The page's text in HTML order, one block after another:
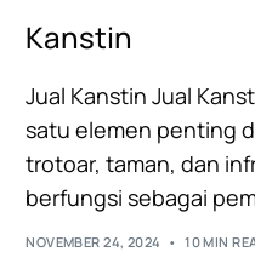
Kanstin
Jual Kanstin Jual
satu elemen penting
trotoar, taman, dan
berfungsi sebagai
NOVEMBER 24, 2024 10 MIN